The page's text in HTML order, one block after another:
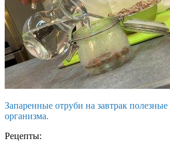
Запаренные отруби на завтрак полезные
организма.
Рецепты: